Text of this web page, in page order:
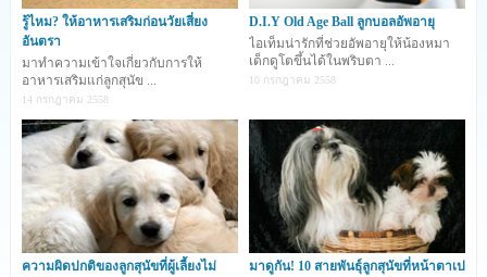
ความน่ารักของลูกสุนัข ไม่ว่าจะเป็นลูกสุนัขสายพันธุ์ไหน พวกเขาล้
เอ็นดู มีเสน่ห์เฉพาะสายพันธุ์ที่ต่างกันไป และด้วยความไร้เดียงสาตาม
ค่ะ ที่ทำให้คนรักสุนัขอย่างเรา ๆ ตกหลุมรักพวกเขาได้ไม่ยากเลย
... และวันนี้Dog
ขอเอาใจเพื่อน ๆ ด็อกเลิฟเวอร์ด้วยภาพสุดน่ารั
สายพันธุ์ในช่วงแรกเกิดค่ะ ไปดูกันว่าพวกเขาจะ so cute กันแค่ไหน อิอิ
รู้ไหม? ให้อาหารเสริมก่อนวัยเสี่ยง
อันตรา
มาทำความเข้าใจเกี่ยวกับการให้
อาหารเสริมแก่ลูกสุนัข ...
14 กรกฎาคม 2558
D.I.Y Old Age Ball ลูกบอลอัพอายุ
ไอเท็มน่ารักที่ช่วยอัพอายุให้น้องหมา
เด็กดูโตขึ้นได้ในพริบตา ...
10 กรกฎาคม 2558
ความผิดปกติของลูกสุนัขที่ผู้เลี้ยงไม่
มาดูกัน! 10 สายพันธุ์ลูกสุนัขที่หน้าตาเป